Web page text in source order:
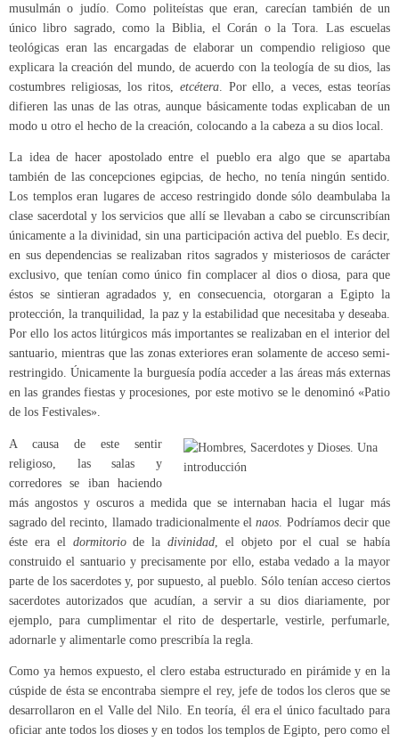
musulmán o judío. Como politeístas que eran, carecían también de un
único libro sagrado, como la Biblia, el Corán o la Tora. Las escuelas
teológicas eran las encargadas de elaborar un compendio religioso que
explicara la creación del mundo, de acuerdo con la teología de su dios, las
costumbres religiosas, los ritos, etcétera. Por ello, a veces, estas teorías
difieren las unas de las otras, aunque básicamente todas explicaban de un
modo u otro el hecho de la creación, colocando a la cabeza a su dios local.
La idea de hacer apostolado entre el pueblo era algo que se apartaba
también de las concepciones egipcias, de hecho, no tenía ningún sentido.
Los templos eran lugares de acceso restringido donde sólo deambulaba la
clase sacerdotal y los servicios que allí se llevaban a cabo se circunscribían
únicamente a la divinidad, sin una participación activa del pueblo. Es decir,
en sus dependencias se realizaban ritos sagrados y misteriosos de carácter
exclusivo, que tenían como único fin complacer al dios o diosa, para que
éstos se sintieran agradados y, en consecuencia, otorgaran a Egipto la
protección, la tranquilidad, la paz y la estabilidad que necesitaba y deseaba.
Por ello los actos litúrgicos más importantes se realizaban en el interior del
santuario, mientras que las zonas exteriores eran solamente de acceso semi-
restringido. Únicamente la burguesía podía acceder a las áreas más externas
en las grandes fiestas y procesiones, por este motivo se le denominó «Patio
de los Festivales».
A causa de este sentir
religioso, las salas y
corredores se iban haciendo
más angostos y oscuros a medida que se internaban hacia el lugar más
sagrado del recinto, llamado tradicionalmente elnaos . Podríamos decir que
éste era el dormitoriode ladivinidad , el objeto por el cual se había
construido el santuario y precisamente por ello, estaba vedado a la mayor
parte de los sacerdotes y, por supuesto, al pueblo. Sólo tenían acceso ciertos
sacerdotes autorizados que acudían, a servir a su dios diariamente, por
ejemplo, para cumplimentar el rito de despertarle, vestirle, perfumarle,
adornarle y alimentarle como prescribía la regla.
Como ya hemos expuesto, el clero estaba estructurado en pirámide y en la
cúspide de ésta se encontraba siempre el rey, jefe de todos los cleros que se
desarrollaron en el Valle del Nilo. En teoría, él era el único facultado para
oficiar ante todos los dioses y en todos los templos de Egipto, pero como el